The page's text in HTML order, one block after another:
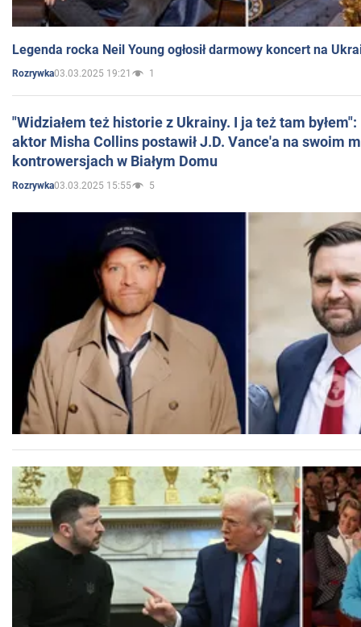
Legenda rocka Neil Young ogłosił darmowy koncert na
Rozrywka03.03.2025 19:21 1
"Widziałem też historie z Ukrainy. I ja też tam
aktor Misha Collins postawił J.D. Vance'a na swoim
kontrowersjach w Białym Domu
Rozrywka03.03.2025 15:55 5